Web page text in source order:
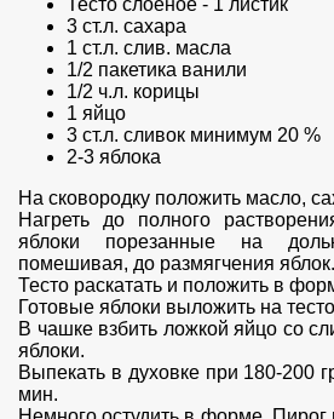
3 ст.л. сахара
1 ст.л. слив. масла
1/2 пакетика ванили
1/2 ч.л. корицы
1 яйцо
3 ст.л. сливок минимум 20 %
2-3 яблока
На сковородку положить масло,
Нагреть до полного
яблоки порезанные на
помешивая, до размягчения яблок.
Тесто раскатать и положить в
Готовые яблоки выложить на
В чашке взбить ложкой яйцо со
яблоки.
Выпекать в духовке при 180-200
мин.